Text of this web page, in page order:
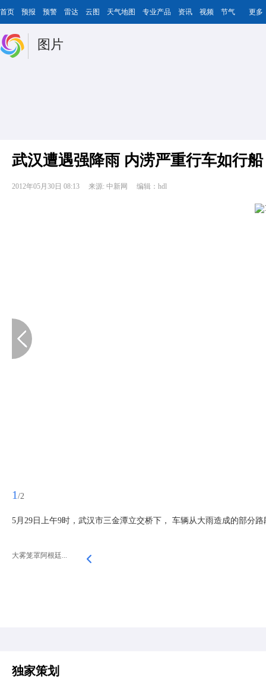
首页 预报 预警 雷达 云图 天气地图 专业产品 资讯 视频 节气 更多
图片
武汉遭遇强降雨 内涝严重行车如行船
2012年05月30日 08:13 来源: 中新网 编辑：hdl
1 /2
5月29日上午9时，武汉市三金潭立交桥下， 车辆从大雨造成的部分
大雾笼罩阿根廷...
独家策划